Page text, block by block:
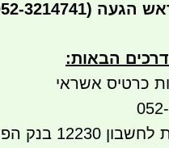
הגעה 3214741)
הבאות:
כרטיס אשראי
122